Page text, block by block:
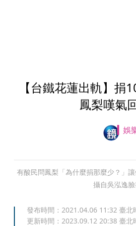
【台鐵花蓮出軌】
鳳梨嘆氣
娛
有酸民問鳳梨「為什麼捐那麼少？」
攝自吳泓逸臉
發布時間： 2021.04.06 11:32 臺北
更新時間： 2023.09.12 20:38 臺北